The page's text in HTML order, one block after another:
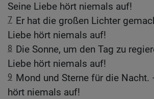
Seine Liebe hört niemals auf!
7 Er hat die großen Lichter
Liebe hört niemals auf!
8 Die Sonne, um den Tag zu
Liebe hört niemals auf!
9 Mond und Sterne für die Nacht.
hört niemals auf!